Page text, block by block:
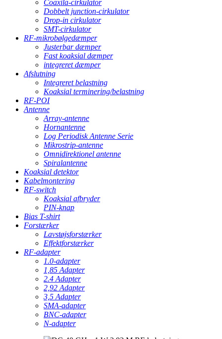
Coaxila-cirkulator
Dobbelt junction-cirkulator
Drop-in cirkulator
SMT-cirkulator
RF-mikrobølgedæmper
Justerbar dæmper
Fast koaksial dæmper
integreret dæmper
Afslutning
Integreret belastning
Koaksial terminering/belastning
RF-POI
Antenne
Array-antenne
Hornantenne
Log Periodisk Antenne Serie
Mikrostrip-antenne
Omnidirektionel antenne
Spiralantenne
Koaksial detektor
Kabelmontering
RF-switch
Koaksial afbryder
PIN-knap
Bias T-shirt
Forstærker
Lavstøjsforstærker
Effektforstærker
RF-adapter
1.0-adapter
1,85 Adapter
2.4 Adapter
2,92 Adapter
3,5 Adapter
SMA-adapter
BNC-adapter
N-adapter